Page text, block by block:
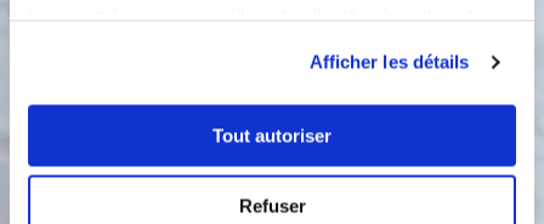
Afficher les détails
Tout autoriser
Refuser
Étape 6 Etalez cette crème sur la pâte
dessus (couper en deux) pulpe vers le
haut. Parsemez de cassonnade et de
on peut rajouter une c. à c. de rhum
Faire cuire au four 20 min Baissez le